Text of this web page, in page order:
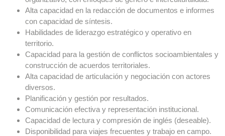
Alta capacidad en la redacción de documentos e informes
con capacidad de síntesis.
Habilidades de liderazgo estratégico y operativo en
territorio.
Capacidad para la gestión de conflictos socioambientales y
construcción de acuerdos territoriales.
Alta capacidad de articulación y negociación con actores
diversos.
Planificación y gestión por resultados.
Comunicación efectiva y representación institucional.
Capacidad de lectura y compresión de inglés (deseable).
Disponibilidad para viajes frecuentes y trabajo en campo.